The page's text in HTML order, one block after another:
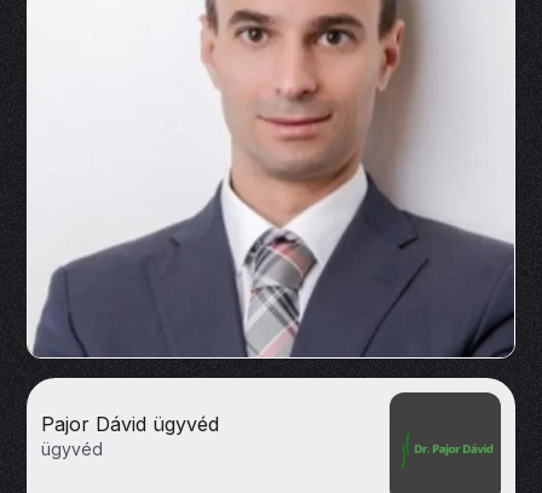
Pajor Dávid ügyvéd
ügyvéd